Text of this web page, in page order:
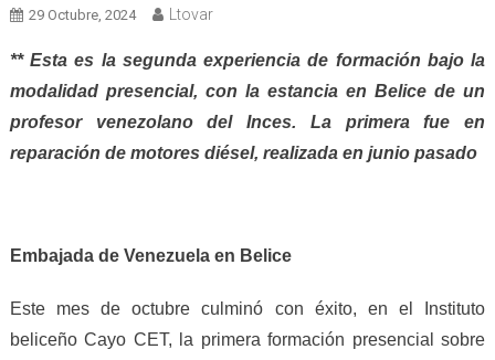
29 Octubre, 2024 Ltovar
** Esta es la segunda experiencia de formación bajo la
modalidad presencial, con la estancia en Belice de un
profesor venezolano del Inces. La primera fue en
reparación de motores diésel, realizada en junio pasado
Embajada de Venezuela en Belice
Este mes de octubre culminó con éxito, en el Instituto
beliceño Cayo CET, la primera formación presencial sobre